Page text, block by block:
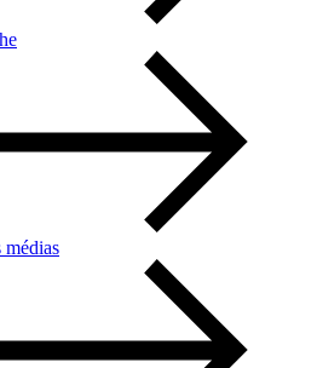
médias